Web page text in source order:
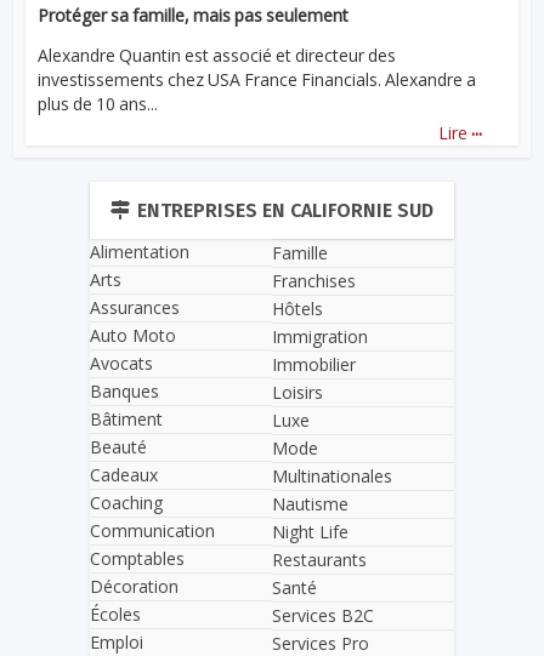
Protéger sa famille, mais pas seulement
Alexandre Quantin est associé et directeur des
investissements chez USA France Financials. Alexandre a
plus de 10 ans...
Lire ...
ENTREPRISES EN CALIFORNIE SUD
Alimentation
Arts
Assurances
Auto Moto
Avocats
Banques
Bâtiment
Beauté
Cadeaux
Coaching
Communication
Comptables
Décoration
Écoles
Emploi
Famille
Franchises
Hôtels
Immigration
Immobilier
Loisirs
Luxe
Mode
Multinationales
Nautisme
Night Life
Restaurants
Santé
Services B2C
Services Pro